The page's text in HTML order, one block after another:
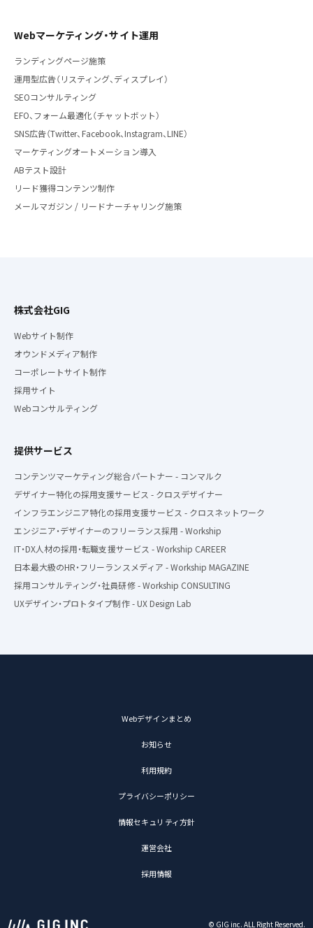
Webマーケティング・サイト運用
ランディングページ施策
運用型広告（リスティング、ディスプレイ）
SEOコンサルティング
EFO、フォーム最適化（チャットボット）
SNS広告（Twitter、Facebook、Instagram、LINE）
マーケティングオートメーション導入
ABテスト設計
リード獲得コンテンツ制作
メールマガジン / リードナーチャリング施策
株式会社GIG
Webサイト制作
オウンドメディア制作
コーポレートサイト制作
採用サイト
Webコンサルティング
提供サービス
コンテンツマーケティング総合パートナー - コンマルク
デザイナー特化の採用支援サービス - クロスデザイナー
インフラエンジニア特化の採用支援サービス - クロスネットワーク
エンジニア・デザイナーのフリーランス採用 - Workship
IT・DX人材の採用・転職支援サービス - Workship CAREER
日本最大級のHR・フリーランスメディア - Workship MAGAZINE
採用コンサルティング・社員研修 - Workship CONSULTING
UXデザイン・プロトタイプ制作 - UX Design Lab
© GIG inc. ALL Right Reserved.
Webデザインまとめ
お知らせ
利用規約
プライバシーポリシー
情報セキュリティ方針
運営会社
採用情報